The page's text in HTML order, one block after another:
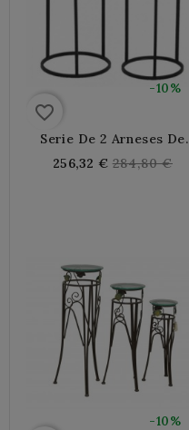
-10%
favorite_border
Serie De 2 Arneses De
Metal Negro Con Tapas
De Madera
256,32 € Regular
284,80 €
-10%